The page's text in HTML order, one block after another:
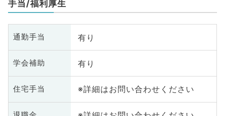
手当/福利厚生
通勤手当 有り
学会補助 有り
住宅手当 ※詳細はお問い合わせください